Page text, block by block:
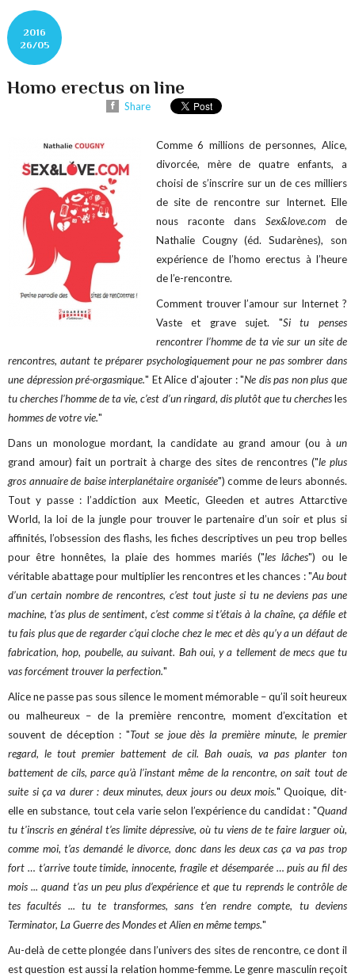
2016
26/05
Homo erectus on line
Share
Comme 6 millions de personnes, Alice,
divorcée, mère de quatre enfants, a
choisi de s’inscrire sur un de ces milliers
de site de rencontre sur Internet. Elle
nous raconte dans Sex&love.comde
Nathalie Cougny (éd. Sudarènes), son
expérience de l’homo erectus à l’heure
de l’e-rencontre.
Comment trouver l’amour sur Internet ?
Vaste et grave sujet. "Si tu penses
rencontrer l’homme de ta vie sur un site de
rencontres, autant te préparer psychologiquement pour ne pas sombrer dans
une dépression pré-orgasmique." Et Alice d'ajouter : "Ne dis pas non plus que
tu cherches l’homme de ta vie, c’est d’un ringard, dis plutôt que tu cherchesles
hommes de votre vie."
Dans un monologue mordant, la candidate au grand amour (ou à un
grand amour) fait un portrait à charge des sites de rencontres ("le plus
gros annuaire de baise interplanétaire organisée") comme de leurs abonnés.
Tout y passe : l’addiction aux Meetic, Gleeden et autres Attarctive
World, la loi de la jungle pour trouver le partenaire d’un soir et plus si
affinités, l’obsession des flashs, les fiches descriptives un peu trop belles
pour être honnêtes, la plaie des hommes mariés ("les lâches") ou le
véritable abattage pour multiplier les rencontres et les chances : "Au bout
d’un certain nombre de rencontres, c’est tout juste si tu ne deviens pas une
machine, t’as plus de sentiment, c’est comme si t’étais à la chaîne, ça défile et
tu fais plus que de regarder c’qui cloche chez le mec et dès qu’y a un défaut de
fabrication, hop, poubelle, au suivant. Bah oui, y a tellement de mecs que tu
vas forcément trouver la perfection."
Alice ne passe pas sous silence le moment mémorable – qu’il soit heureux
ou malheureux – de la première rencontre, moment d’excitation et
souvent de déception : "Tout se joue dès la première minute, le premier
regard, le tout premier battement de cil. Bah ouais, va pas planter ton
battementde cils, parce qu’à l’instant même de la rencontre, on sait tout de
suite si ça va durer : deux minutes, deux jours ou deux mois." Quoique, dit-
elle en substance, tout cela varie selon l’expérience du candidat : "Quand
tu t'inscris en général t’es limite dépressive, où tu viens de te faire larguer où,
comme moi, t’as demandé le divorce, donc dans les deux cas ça va pas trop
fort … t’arrive toute timide, innocente, fragile et désemparée … puis au fil des
mois ... quand t’as un peu plus d’expérience et que tu reprends le contrôle de
tes facultés ... tu te transformes, sans t’en rendre compte, tu deviens
Terminator, La Guerre des Mondes et Alien en même temps."
Au-delà de cette plongée dans l’univers des sites de rencontre, ce dont il
est question est aussi la relation homme-femme. Le genre masculin reçoit